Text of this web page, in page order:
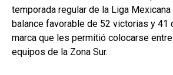
temporada regular de la Liga
balance favorable de 52 victorias y 41
marca que les permitió colocarse
equipos de la Zona Sur.